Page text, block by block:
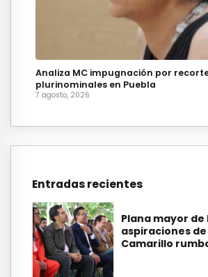
Analiza MC impugnación por
plurinominales en Puebla
7 agosto, 2026
Entradas recientes
Plana mayor de
aspiraciones
Camarillo